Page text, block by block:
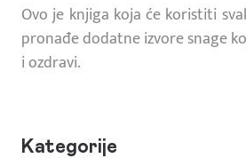
Ovo je knjiga koja će koristiti
pronađe dodatne izvore snage
i ozdravi.
Kategorije